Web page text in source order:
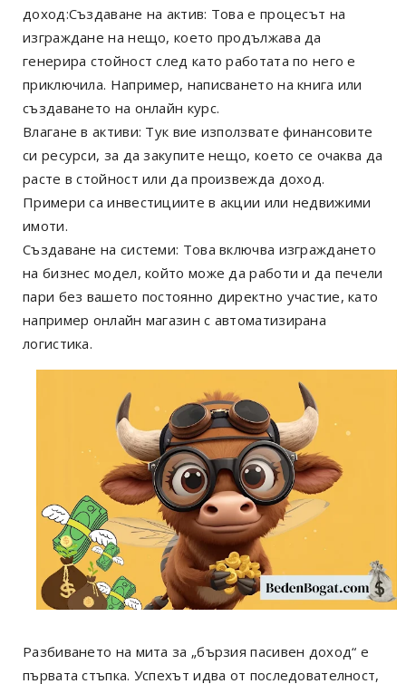
доход:Създаване на актив: Това е процесът на
изграждане на нещо, което продължава да
генерира стойност след като работата по него е
приключила. Например, написването на книга или
създаването на онлайн курс.
Влагане в активи: Тук вие използвате финансовите
си ресурси, за да закупите нещо, което се очаква да
расте в стойност или да произвежда доход.
Примери са инвестициите в акции или недвижими
имоти.
Създаване на системи: Това включва изграждането
на бизнес модел, който може да работи и да печели
пари без вашето постоянно директно участие, като
например онлайн магазин с автоматизирана
логистика.
Разбиването на мита за „бързия пасивен доход“ е
първата стъпка. Успехът идва от последователност,